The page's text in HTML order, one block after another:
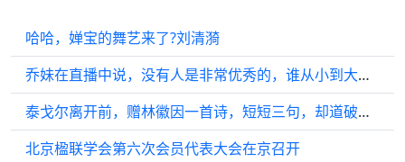
哈哈，婵宝的舞艺来了?刘清漪
乔妹在直播中说，没有人是非常优秀的，谁从小到大没有做错过一件事呢？
泰戈尔离开前，赠林徽因一首诗，短短三句，却道破她与徐志摩结局
北京楹联学会第六次会员代表大会在京召开